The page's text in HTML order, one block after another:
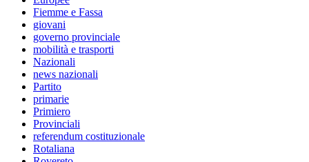
Fiemme e Fassa
giovani
governo provinciale
mobilità e trasporti
Nazionali
news nazionali
Partito
primarie
Primiero
Provinciali
referendum costituzionale
Rotaliana